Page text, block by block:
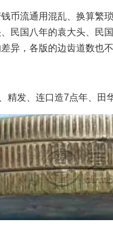
流通用混乱、换算繁
民国八年的袁大头、民
异，各版的边齿道数也不
发、连口造7点年、田